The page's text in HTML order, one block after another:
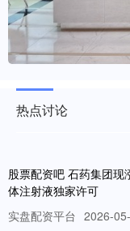
热点讨论
股票配资吧 石药集团
体注射液独家许可
实盘配资平台 2026-